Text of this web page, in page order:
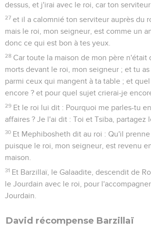
dessus, et j'irai avec le roi, car ton
27 et il a calomnié ton serviteur auprès du
mais le roi, mon seigneur, est comme un
donc ce qui est bon à tes yeux.
28 Car toute la maison de mon père n'était
morts devant le roi, mon seigneur ; et tu
parmi ceux qui mangent à ta table ; et
encore ? et pour quel sujet crierai-je
29 Et le roi lui dit : Pourquoi me parles-tu
affaires ? Je l'ai dit : Toi et Tsiba, partagez
30 Et Mephibosheth dit au roi : Qu'il
puisque le roi, mon seigneur, est revenu
maison.
31 Et Barzillaï, le Galaadite, descendit de
le Jourdain avec le roi, pour
Jourdain.
David récompense Barzillaï